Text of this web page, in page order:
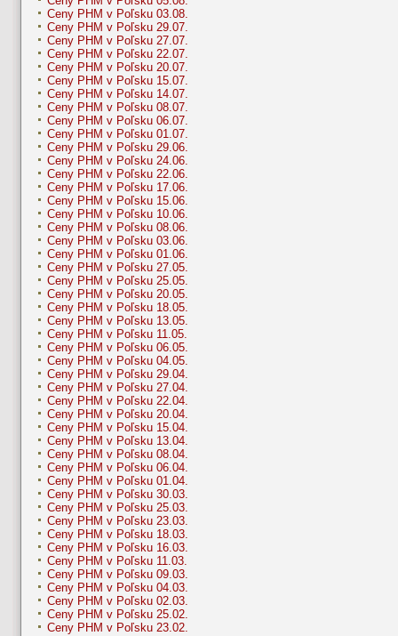
Ceny PHM v Poľsku 03.08.
Ceny PHM v Poľsku 29.07.
Ceny PHM v Poľsku 27.07.
Ceny PHM v Poľsku 22.07.
Ceny PHM v Poľsku 20.07.
Ceny PHM v Poľsku 15.07.
Ceny PHM v Poľsku 14.07.
Ceny PHM v Poľsku 08.07.
Ceny PHM v Poľsku 06.07.
Ceny PHM v Poľsku 01.07.
Ceny PHM v Poľsku 29.06.
Ceny PHM v Poľsku 24.06.
Ceny PHM v Poľsku 22.06.
Ceny PHM v Poľsku 17.06.
Ceny PHM v Poľsku 15.06.
Ceny PHM v Poľsku 10.06.
Ceny PHM v Poľsku 08.06.
Ceny PHM v Poľsku 03.06.
Ceny PHM v Poľsku 01.06.
Ceny PHM v Poľsku 27.05.
Ceny PHM v Poľsku 25.05.
Ceny PHM v Poľsku 20.05.
Ceny PHM v Poľsku 18.05.
Ceny PHM v Poľsku 13.05.
Ceny PHM v Poľsku 11.05.
Ceny PHM v Poľsku 06.05.
Ceny PHM v Poľsku 04.05.
Ceny PHM v Poľsku 29.04.
Ceny PHM v Poľsku 27.04.
Ceny PHM v Poľsku 22.04.
Ceny PHM v Poľsku 20.04.
Ceny PHM v Poľsku 15.04.
Ceny PHM v Poľsku 13.04.
Ceny PHM v Poľsku 08.04.
Ceny PHM v Poľsku 06.04.
Ceny PHM v Poľsku 01.04.
Ceny PHM v Poľsku 30.03.
Ceny PHM v Poľsku 25.03.
Ceny PHM v Poľsku 23.03.
Ceny PHM v Poľsku 18.03.
Ceny PHM v Poľsku 16.03.
Ceny PHM v Poľsku 11.03.
Ceny PHM v Poľsku 09.03.
Ceny PHM v Poľsku 04.03.
Ceny PHM v Poľsku 02.03.
Ceny PHM v Poľsku 25.02.
Ceny PHM v Poľsku 23.02.